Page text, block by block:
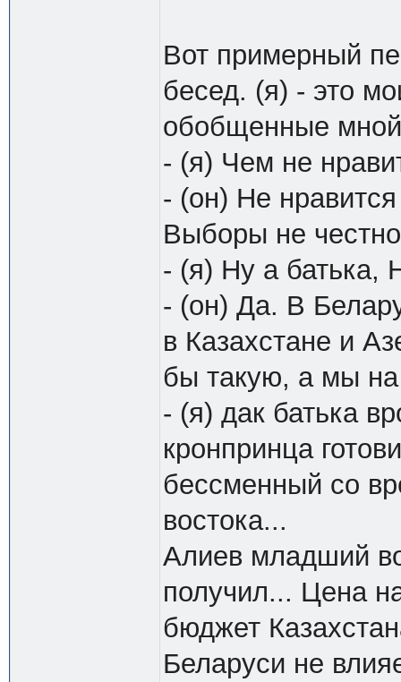
Вот примерный
бесед. (я) - это
обобщенные мной
- (я) Чем не
- (он) Не
Выборы не
- (я) Ну а батька,
- (он) Да. В
в Казахстане и
бы такую, а мы
- (я) дак батька
кронпринца
бессменный со
востока...
Алиев младший
получил... Цена
бюджет
Беларуси не